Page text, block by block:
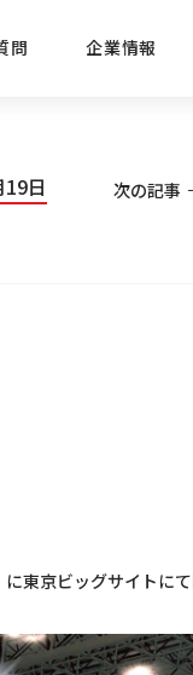
問 企業情報
ごあいさつ
株式情報
日 次の記事
京ビッグサイトに